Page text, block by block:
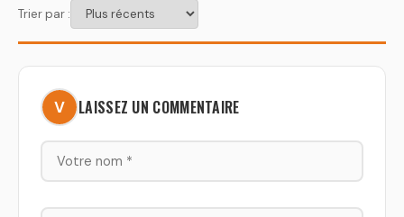
Trier par :
LAISSEZ UN COMMENTAIRE